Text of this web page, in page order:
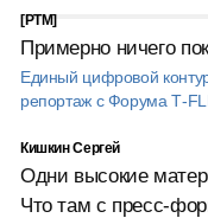
[PTM]
Примерно ничего
Единый цифровой
репортаж с Форума
Кишкин Сергей
Одни высокие
Что там с пресс-